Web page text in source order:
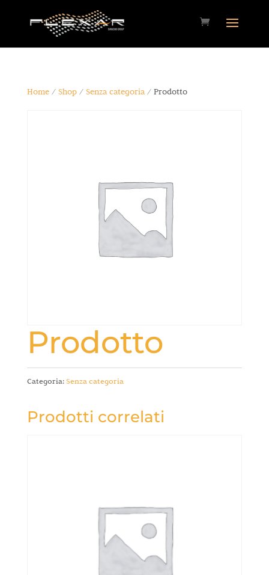
Home/ Shop/ Senza categoria/ Prodotto
Prodotto
Categoria:Senza categoria
Prodotti correlati